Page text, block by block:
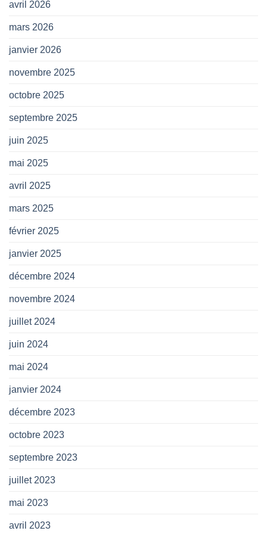
avril 2026
mars 2026
janvier 2026
novembre 2025
octobre 2025
septembre 2025
juin 2025
mai 2025
avril 2025
mars 2025
février 2025
janvier 2025
décembre 2024
novembre 2024
juillet 2024
juin 2024
mai 2024
janvier 2024
décembre 2023
octobre 2023
septembre 2023
juillet 2023
mai 2023
avril 2023